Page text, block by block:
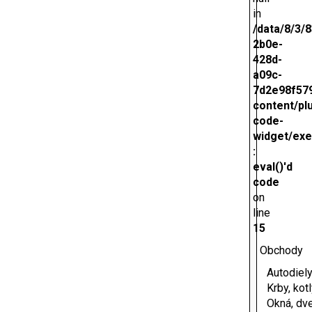
in
/data/8/3/
2b0e-
428d-
a09c-
content/
code-
widget/
:
eval()'d
code
on
line
15
Obchody
Krby,
Okná,